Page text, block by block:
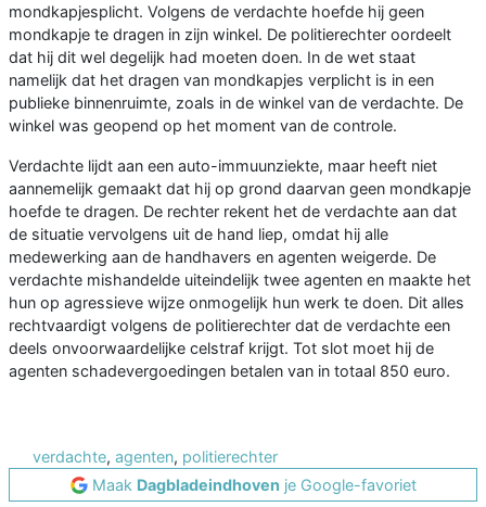
mondkapjesplicht. Volgens de verdachte hoefde hij geen
mondkapje te dragen in zijn winkel. De politierechter oordeelt
dat hij dit wel degelijk had moeten doen. In de wet staat
namelijk dat het dragen van mondkapjes verplicht is in een
publieke binnenruimte, zoals in de winkel van de verdachte. De
winkel was geopend op het moment van de controle.
Verdachte lijdt aan een auto-immuunziekte, maar heeft niet
aannemelijk gemaakt dat hij op grond daarvan geen mondkapje
hoefde te dragen. De rechter rekent het de verdachte aan dat
de situatie vervolgens uit de hand liep, omdat hij alle
medewerking aan de handhavers en agenten weigerde. De
verdachte mishandelde uiteindelijk twee agenten en maakte het
hun op agressieve wijze onmogelijk hun werk te doen. Dit alles
rechtvaardigt volgens de politierechter dat de verdachte een
deels onvoorwaardelijke celstraf krijgt. Tot slot moet hij de
agenten schadevergoedingen betalen van in totaal 850 euro.
verdachte, agenten, politierechter
Maak Dagbladeindhoven je Google-favoriet